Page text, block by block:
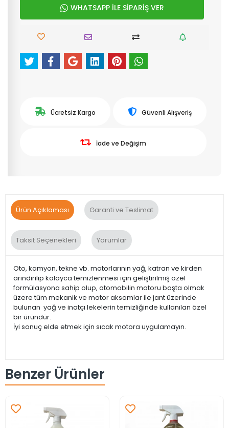
WHATSAPP İLE SİPARİŞ VER
Ücretsiz Kargo Güvenli Alışveriş
İade ve Değişim
Ürün Açıklaması Garanti ve Teslimat
Taksit Seçenekleri Yorumlar
Oto, kamyon, tekne vb. motorlarının yağ, katran ve kirden
arındırılıp kolayca temizlenmesi için geliştirilmiş özel
formülasyona sahip olup, otomobilin motoru başta olmak
üzere tüm mekanik ve motor aksamlar ile jant üzerinde
bulunan yağ ve inatçı lekelerin temizliğinde kullanılan özel
bir üründür.
İyi sonuç elde etmek için sıcak motora uygulamayın.
Benzer Ürünler